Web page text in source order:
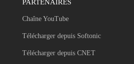
PARTENAIRES
Chaîne YouTube
Télécharger depuis Softonic
Télécharger depuis CNET